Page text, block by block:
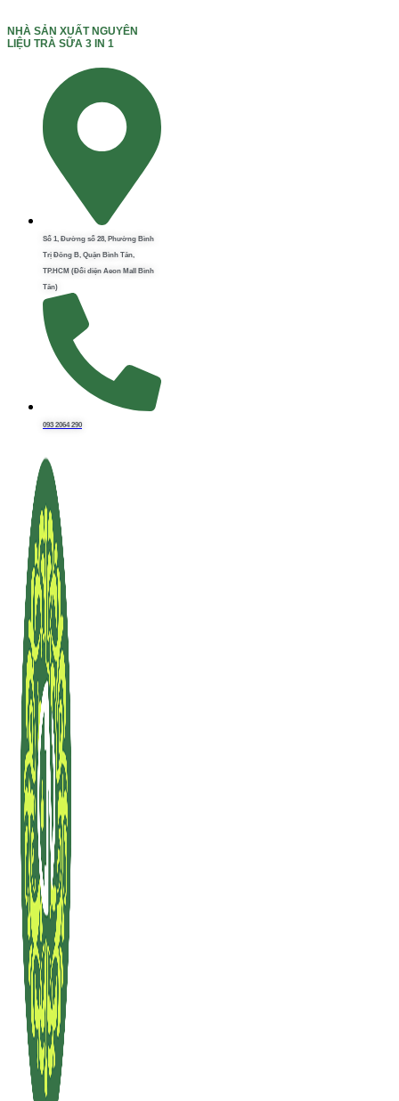
NHÀ SẢN XUẤT NGUYÊN
LIỆU TRÀ SỮA 3 IN 1
Số 1, Đường số 28, Phường Bình
Trị Đông B, Quận Bình Tân,
TP.HCM (Đối diện Aeon Mall Bình
Tân)
093 2064 290